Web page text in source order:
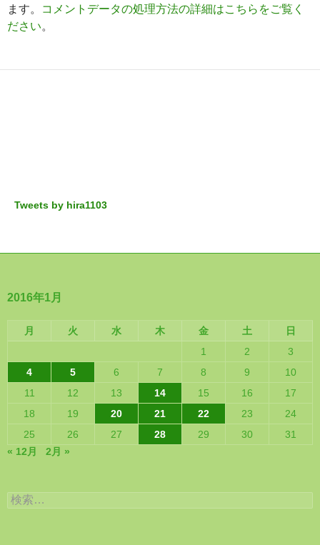
ます。
コメントデータの処理方法の詳細はこちらをご覧く
ださい。
Tweets by hira1103
2016年1月
月 火 水 木 金 土
日
1
2
3
4
5 6 7 8 9
10
11
12 13 14 15 16
17
18
19 20 21 22 23
24
25
26 27 28 29 30
31
« 12月
2月 »
検
索: